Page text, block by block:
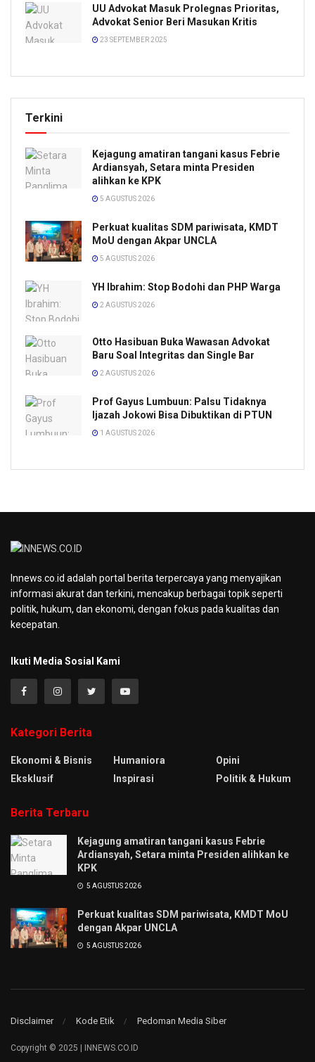
UU Advokat Masuk Prolegnas Prioritas,
Advokat Senior Beri Masukan Kritis
23 SEPTEMBER 2025
Terkini
Kejagung amatiran tangani kasus Febrie
Ardiansyah, Setara minta Presiden
alihkan ke KPK
5 AGUSTUS 2026
Perkuat kualitas SDM pariwisata, KMDT
MoU dengan Akpar UNCLA
5 AGUSTUS 2026
YH Ibrahim: Stop Bodohi dan PHP Warga
2 AGUSTUS 2026
Otto Hasibuan Buka Wawasan Advokat
Baru Soal Integritas dan Single Bar
2 AGUSTUS 2026
Prof Gayus Lumbuun: Palsu Tidaknya
Ijazah Jokowi Bisa Dibuktikan di PTUN
1 AGUSTUS 2026
Innews.co.id adalah portal berita terpercaya yang menyajikan
informasi akurat dan terkini, mencakup berbagai topik seperti
politik, hukum, dan ekonomi, dengan fokus pada kualitas dan
kecepatan.
Ikuti Media Sosial Kami
Kategori Berita
Ekonomi & Bisnis
Eksklusif
Humaniora
Inspirasi
Opini
Politik & Hukum
Berita Terbaru
Kejagung amatiran tangani kasus Febrie
Ardiansyah, Setara minta Presiden alihkan ke
KPK
5 AGUSTUS 2026
Perkuat kualitas SDM pariwisata, KMDT MoU
dengan Akpar UNCLA
5 AGUSTUS 2026
Disclaimer Kode Etik Pedoman Media Siber
Copyright © 2025 | INNEWS.CO.ID